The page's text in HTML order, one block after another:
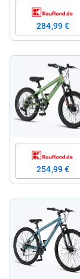
284,99 €
254,99 €